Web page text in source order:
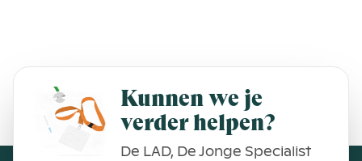
Kunnen we je
verder helpen?
De LAD, De Jonge Specialist